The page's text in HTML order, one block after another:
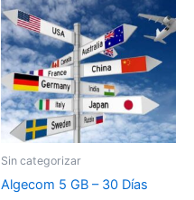
Sin categorizar
Algecom 5 GB – 30 Días